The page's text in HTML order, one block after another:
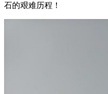
石的艰难历程！